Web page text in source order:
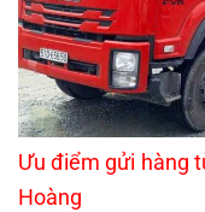
Ưu điểm gửi hàng
Hoàng